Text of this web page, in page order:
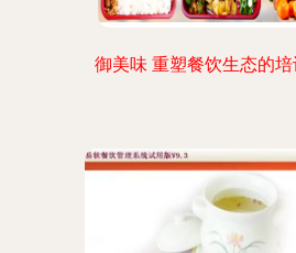
御美味 重塑餐饮生态的